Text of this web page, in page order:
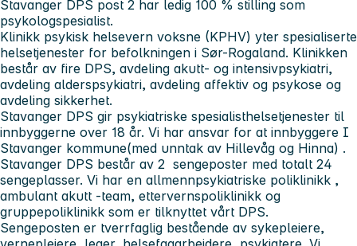
Stavanger DPS post 2 har ledig 100 % stilling som
psykologspesialist.
Klinikk psykisk helsevern voksne (KPHV) yter spesialiserte
helsetjenester for befolkningen i Sør-Rogaland. Klinikken
består av fire DPS, avdeling akutt- og intensivpsykiatri,
avdeling alderspsykiatri, avdeling affektiv og psykose og
avdeling sikkerhet.
Stavanger DPS gir psykiatriske spesialisthelsetjenester til
innbyggerne over 18 år. Vi har ansvar for at innbyggere I
Stavanger kommune(med unntak av Hillevåg og Hinna) .
Stavanger DPS består av 2 sengeposter med totalt 24
sengeplasser. Vi har en allmennpsykiatriske poliklinikk ,
ambulant akutt -team, ettervernspoliklinikk og
gruppepoliklinikk som er tilknyttet vårt DPS.
Sengeposten er tverrfaglig bestående av sykepleiere,